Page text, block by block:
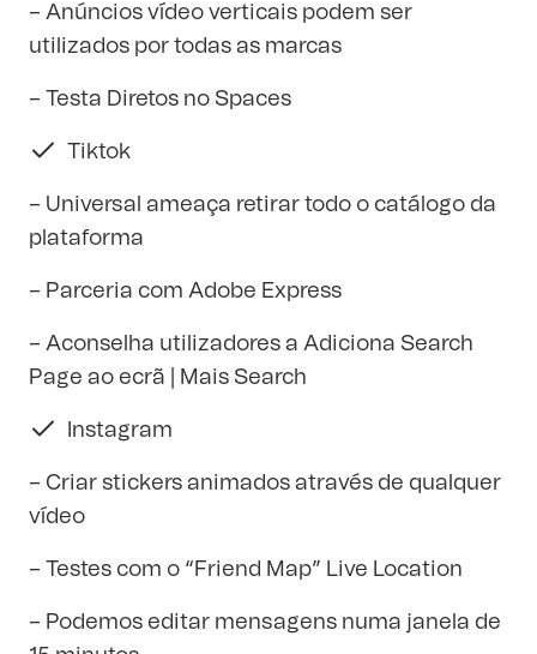
– Anúncios vídeo verticais podem ser
utilizados por todas as marcas
– Testa Diretos no Spaces
Tiktok
– Universal ameaça retirar todo o catálogo da
plataforma
– Parceria com Adobe Express
– Aconselha utilizadores a Adiciona Search
Page ao ecrã | Mais Search
Instagram
– Criar stickers animados através de qualquer
vídeo
– Testes com o “Friend Map” Live Location
– Podemos editar mensagens numa janela de